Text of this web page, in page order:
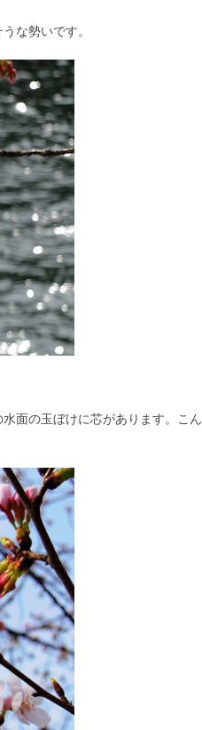
な勢いです。
面の玉ぼけに芯があります。こん